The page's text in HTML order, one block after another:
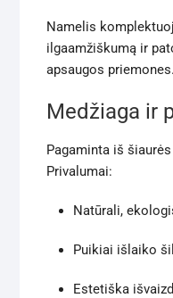
Namelis
ilgaamžiškumą ir
apsaugos priemones.
Medžiaga ir
Pagaminta iš
Privalumai:
Natūrali,
Puikiai išlaiko
Estetiška